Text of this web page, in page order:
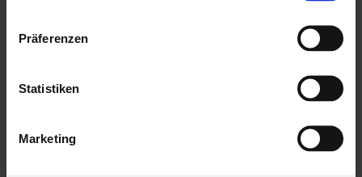
Präferenzen
Statistiken
Marketing
contenu
fichier dans Windows (par
*.docx
).